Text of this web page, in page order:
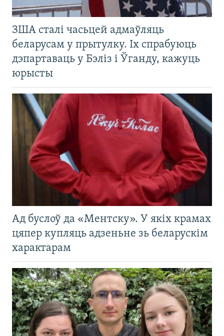
ЗША сталі часьцей адмаўляць
беларусам у прытулку. Іх спрабуюць
дэпартаваць у Бэліз і Ўганду, кажуць
юрысты
Ад буслоў да «Ментску». У якіх крамах
цяпер купляць адзеньне зь беларускім
характарам